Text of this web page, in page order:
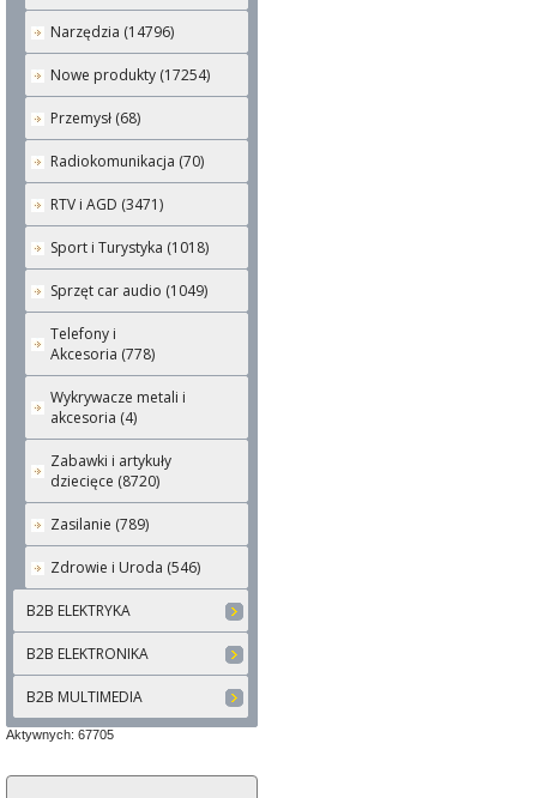
Narzędzia (14796)
Nowe produkty (17254)
Przemysł (68)
Radiokomunikacja (70)
RTV i AGD (3471)
Sport i Turystyka (1018)
Sprzęt car audio (1049)
Telefony i
Akcesoria (778)
Wykrywacze metali i
akcesoria (4)
Zabawki i artykuły
dziecięce (8720)
Zasilanie (789)
Zdrowie i Uroda (546)
B2B ELEKTRYKA
B2B ELEKTRONIKA
B2B MULTIMEDIA
Aktywnych: 67705